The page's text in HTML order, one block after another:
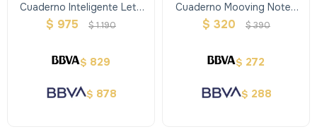
Cuaderno Inteligente Lets
Glitter Silver A5
$ 975 $1.190
$ 829
$ 878
Cuaderno Mooving Notes
Rayado A5 - Amarillo Y
$ 320 $390
$ 272
$ 288